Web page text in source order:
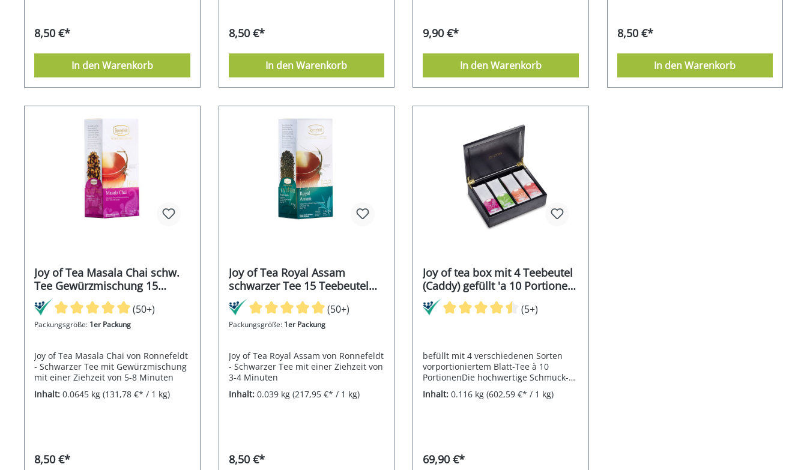
8,50 €*
In den Warenkorb
8,50 €*
In den Warenkorb
Assam 1 Joy of Tea x 2,3 g Earl Grey 1
Joy of Tea x 4,3 g Masala Chai 1 Joy of
2,5 g (= 5,0 g) Morgentau® 2 Joy of Tea
x 4,0 g (= 8,0 g) Ginger & Lemon 1 Joy
of Tea x 1,4 g Mint & Fresh 1 Joy of Tea
x 3,0 g Rooibos Cream Orange 1 Joy of
9,90 €*
In den Warenkorb
8,50 €*
In den Warenkorb
Joy of Tea Masala Chai schw.
Tee Gewürzmischung 15
Teebeutel (Caddy) 64,5g
(50+)
Packungsgröße: 1er Packung
Joy of Tea Masala Chai von Ronnefeldt
- Schwarzer Tee mit Gewürzmischung
mit einer Ziehzeit von 5-8 Minuten
Inhalt: 0.0645 kg (131,78 €* / 1 kg)
8,50 €*
Joy of Tea Royal Assam
schwarzer Tee 15 Teebeutel
(Caddy) 39g
(50+)
Packungsgröße: 1er Packung
Joy of Tea Royal Assam von Ronnefeldt
- Schwarzer Tee mit einer Ziehzeit von
3-4 Minuten
Inhalt: 0.039 kg (217,95 €* / 1 kg)
8,50 €*
Joy of tea box mit 4 Teebeutel
(Caddy) gefüllt 'a 10 Portionen
116g
(5+)
befüllt mit 4 verschiedenen Sorten
vorportioniertem Blatt-Tee à 10
PortionenDie hochwertige Schmuck-
Schatulle joy of tea eignet sich
wunderbar zum praktischen
sind in der Schatulle enthalten:10 x
Darjeeling* Summer Gold in-Qualität,
Inhalt: 0.116 kg (602,59 €* / 1 kg)
69,90 €*